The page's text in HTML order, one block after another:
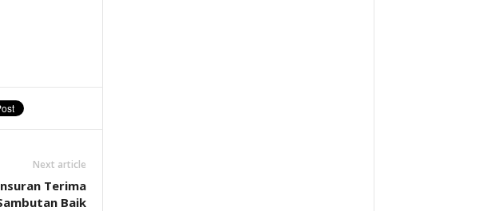
Next article
Terima
Baik